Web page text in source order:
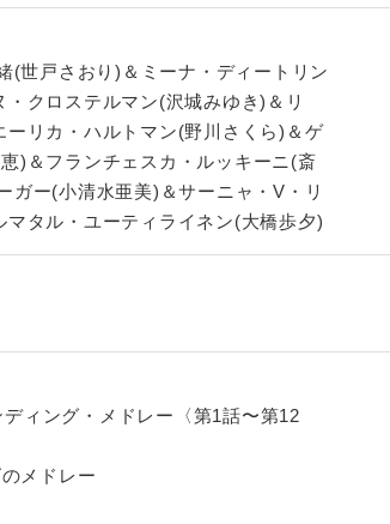
世戸さおり)＆ミーナ・ディートリン
クロステルマン(沢城みゆき)＆リ
リカ・ハルトマン(野川さくら)＆ゲ
)＆フランチェスカ・ルッキーニ(斎
ガー(小清水亜美)＆サーニャ・V・リ
マタル・ユーティライネン(大橋歩夕)
ィング・メドレー〈第1話〜第12
メドレー